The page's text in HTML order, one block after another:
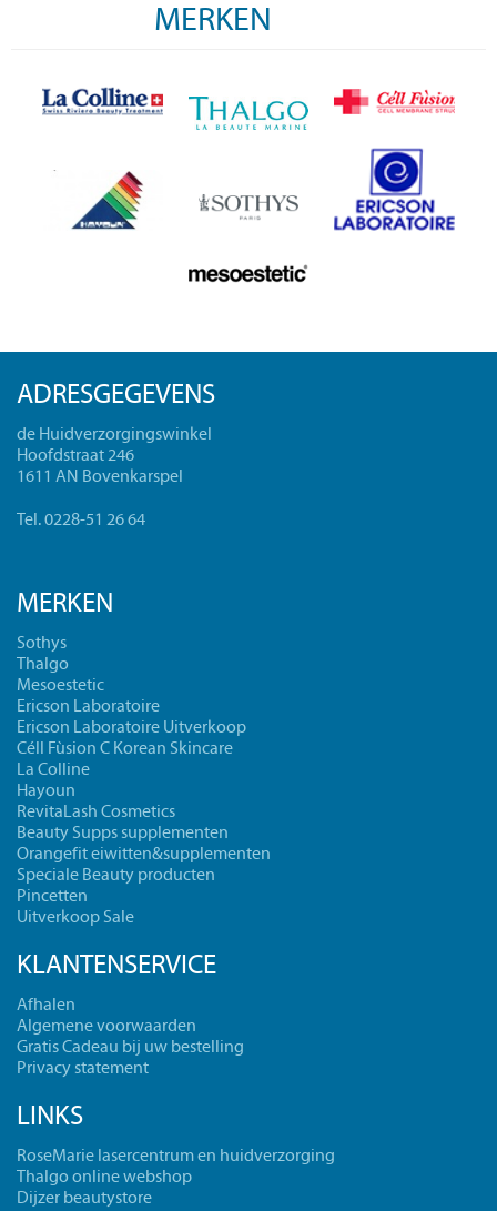
MERKEN
ADRESGEGEVENS
de Huidverzorgingswinkel
Hoofdstraat 246
1611 AN Bovenkarspel
Tel. 0228-51 26 64
MERKEN
Sothys
Thalgo
Mesoestetic
Ericson Laboratoire
Ericson Laboratoire Uitverkoop
Céll Fùsion C Korean Skincare
La Colline
Hayoun
RevitaLash Cosmetics
Beauty Supps supplementen
Orangefit eiwitten&supplementen
Speciale Beauty producten
Pincetten
Uitverkoop Sale
KLANTENSERVICE
Afhalen
Algemene voorwaarden
Gratis Cadeau bij uw bestelling
Privacy statement
LINKS
RoseMarie lasercentrum en huidverzorging
Thalgo online webshop
Dijzer beautystore